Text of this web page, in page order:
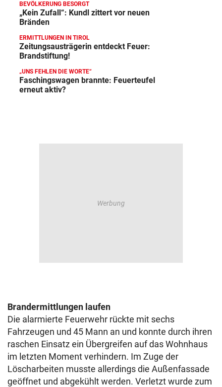
BEVÖLKERUNG BESORGT
„Kein Zufall“: Kundl zittert vor neuen
Bränden
ERMITTLUNGEN IN TIROL
Zeitungsausträgerin entdeckt Feuer:
Brandstiftung!
„UNS FEHLEN DIE WORTE“
Faschingswagen brannte: Feuerteufel
erneut aktiv?
Brandermittlungen laufen
Die alarmierte Feuerwehr rückte mit sechs
Fahrzeugen und 45 Mann an und konnte durch ihren
raschen Einsatz ein Übergreifen auf das Wohnhaus
im letzten Moment verhindern. Im Zuge der
Löscharbeiten musste allerdings die Außenfassade
geöffnet und abgekühlt werden. Verletzt wurde zum